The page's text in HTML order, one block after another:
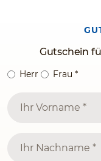
Gutschein
Herr Frau *